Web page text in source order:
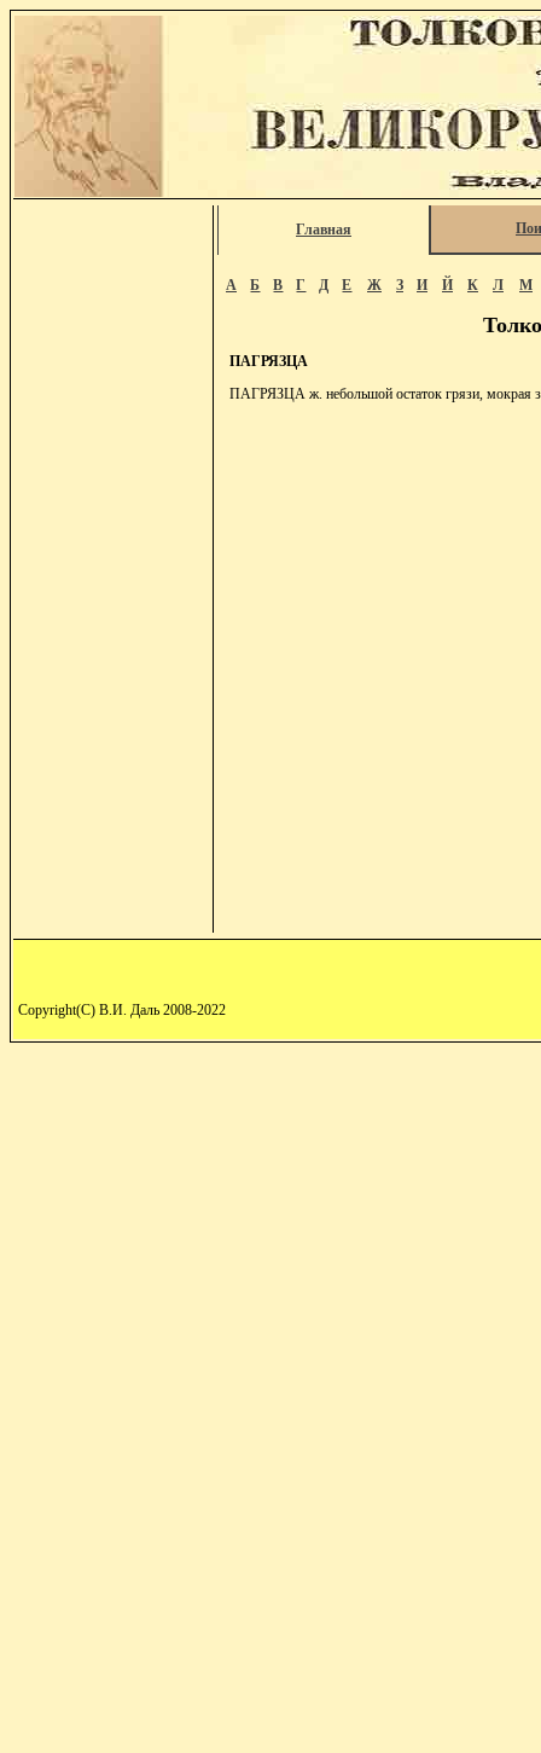
Главная
А Б В Г Д Е Ж З И Й К Л М
ПАГРЯЗЦА
ПАГРЯЗЦА ж. небольшой остаток грязи, мокрая
Copyright(C) В.И. Даль 2008-2022